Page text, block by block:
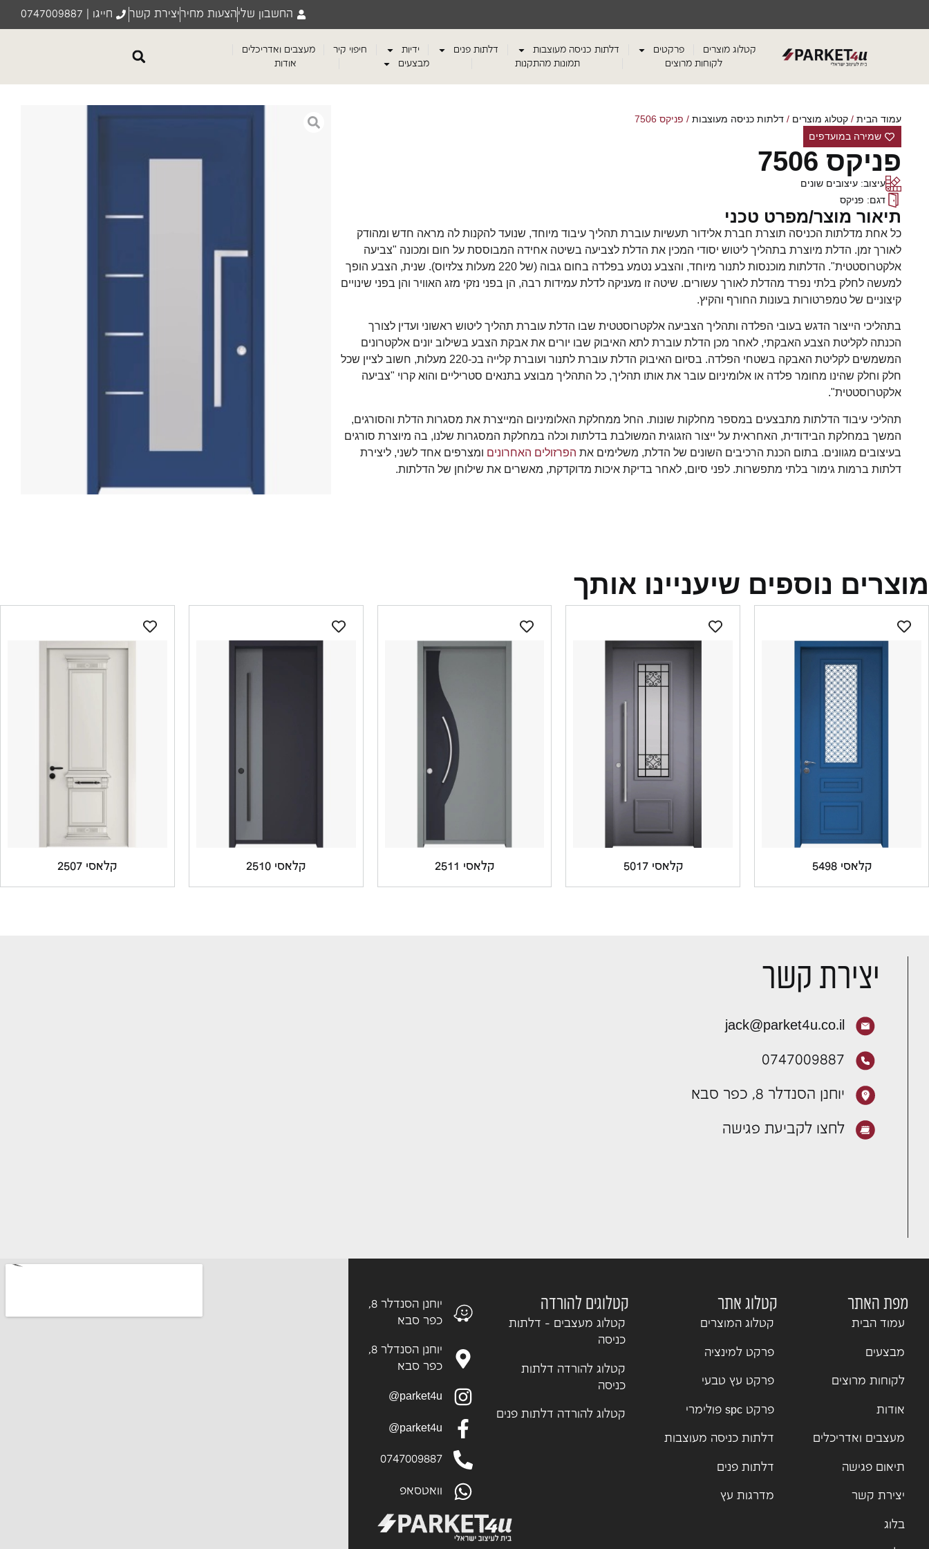
החשבון שליהצעות מחיריצירת קשר חייגו | 0747009887
קטלוג מוצרים פרקטים דלתות כניסה מעוצבות דלתות פנים ידיות חיפוי קיר
מעצבים ואדריכלים
לקוחות מרוצים
תמונות מהתקנות מבצעים אודות
עמוד הבית / קטלוג מוצרים / דלתות כניסה מעוצבות / פניקס 7506
שמירה במועדפים
פניקס 7506
עיצוב: עיצובים שונים
דגם: פניקס
תיאור מוצר/מפרט טכני
כל אחת מדלתות הכניסה תוצרת חברת אלידור תעשיות עוברת תהליך עיבוד מיוחד, שנועד להקנות לה מראה חדש ומהודק
לאורך זמן. הדלת מיוצרת בתהליך ליטוש יסודי המכין את הדלת לצביעה בשיטה אחידה המבוססת על חום ומכונה "צביעה
אלקטרוסטטית". הדלתות מוכנסות לתנור מיוחד, והצבע נטמע בפלדה בחום גבוה (של 220 מעלות צלזיוס). שנית, הצבע הופך
למעשה לחלק בלתי נפרד מהדלת לאורך עשורים. שיטה זו מעניקה לדלת עמידות רבה, הן בפני נזקי מזג האוויר והן בפני שינויים
קיצוניים של טמפרטורות בעונות החורף והקיץ.
בתהליכי הייצור הדגש בעובי הפלדה ותהליך הצביעה אלקטרוסטטית שבו הדלת עוברת תהליך ליטוש ראשוני ועדין לצורך
הכנתה לקליטת הצבע האבקתי, לאחר מכן הדלת עוברת לתא האיבוק שבו יורים את אבקת הצבע בשילוב יונים אלקטרונים
המשמשים לקליטת האבקה בשטחי הפלדה. בסיום האיבוק הדלת עוברת לתנור ועוברת קלייה בכ-220 מעלות, חשוב לציין שכל
חלק וחלק שהינו מחומר פלדה או אלומיניום עובר את אותו תהליך, כל התהליך מבוצע בתנאים סטריליים והוא קרוי "צביעה
אלקטרוסטטית".
תהליכי עיבוד הדלתות מתבצעים במספר מחלקות שונות. החל ממחלקת האלומיניום המייצרת את מסגרות הדלת והסורגים,
המשך במחלקת הבידודית, האחראית על ייצור הזגוגית המשולבת בדלתות וכלה במחלקת המסגרות שלנו, בה מיוצרת סורגים
בעיצובים מגוונים. בתום הכנת הרכיבים השונים של הדלת, משלימים את הפרזולים האחרונים ומצרפים אחד לשני, ליצירת
דלתות ברמות גימור בלתי מתפשרות. לפני סיום, לאחר בדיקת איכות מדוקדקת, מאשרים את שילוחן של הדלתות.
מוצרים נוספים שיעניינו אותך
קלאסי 5498 קלאסי 5017 קלאסי 2511 קלאסי 2510 קלאסי 2507
יצירת קשר
jack@parket4u.co.il
0747009887
יוחנן הסנדלר 8, כפר סבא
לחצו לקביעת פגישה
מפת האתר
עמוד הבית
מבצעים
לקוחות מרוצים
אודות
מעצבים ואדריכלים
תיאום פגישה
יצירת קשר
בלוג
קטלוג אתר
קטלוג המוצרים
פרקט למינציה
פרקט עץ טבעי
פרקט spc פולימרי
דלתות כניסה מעוצבות
דלתות פנים
מדרגות עץ
קטלוגים להורדה
קטלוג מעצבים - דלתות
כניסה
קטלוג להורדה דלתות
כניסה
קטלוג להורדה דלתות פנים
יוחנן הסנדלר 8,
כפר סבא
יוחנן הסנדלר 8,
כפר סבא
parket4u@
parket4u@
0747009887
וואטסאפ